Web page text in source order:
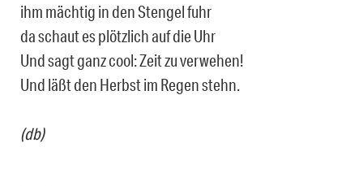
ihm mächtig in den Stengel fuhr
da schaut es plötzlich auf die Uhr
Und sagt ganz cool: Zeit zu verwehen!
Und läßt den Herbst im Regen stehn.
(db)